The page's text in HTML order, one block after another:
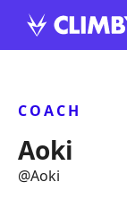
COACH
Aoki
@Aoki